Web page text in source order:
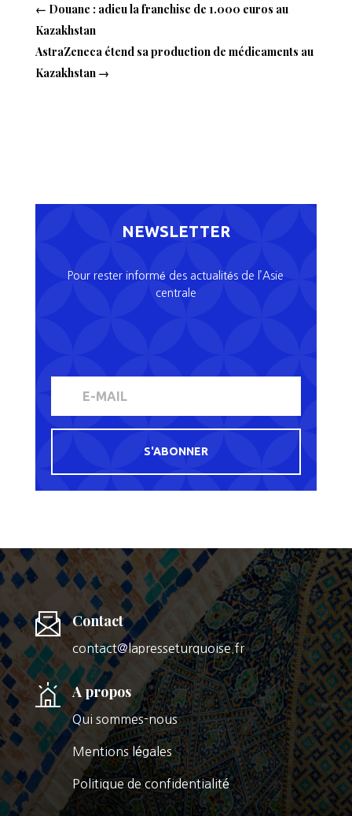
← Douane : adieu la franchise de 1.000 euros au
Kazakhstan
AstraZeneca étend sa production de médicaments au
Kazakhstan→
NEWSLETTER
Pour rester informé des actualités de l’Asie
centrale
S'ABONNER
Contact
contact@lapresseturquoise.fr
A propos
Qui sommes-nous
Mentions légales
Politique de confidentialité